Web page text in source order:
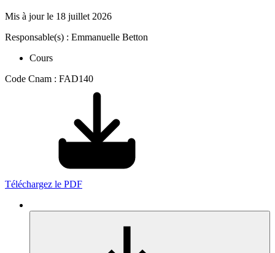
Mis à jour le 18 juillet 2026
Responsable(s) : Emmanuelle Betton
Cours
Code Cnam : FAD140
Téléchargez le PDF